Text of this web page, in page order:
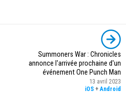
Summoners War : Chronicles
annonce l'arrivée prochaine d'un
événement One Punch Man
13 avril 2023
iOS + Android